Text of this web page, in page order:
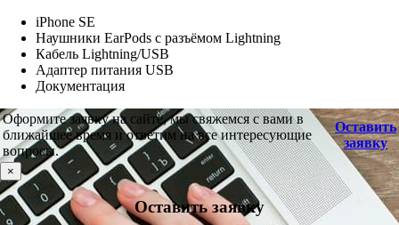
iPhone SE
Наушники EarPods с разъёмом Lightning
Кабель Lightning/USB
Адаптер питания USB
Документация
Оформите заявку на сайте, мы свяжемся с вами в
ближайшее время и ответим на все интересующие
вопросы.
Оставить
заявку
×
Оставить заявку